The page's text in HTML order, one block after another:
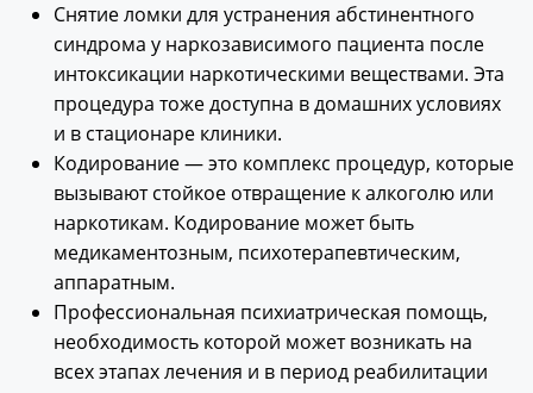
Снятие ломки для устранения абстинентного
синдрома у наркозависимого пациента после
интоксикации наркотическими веществами. Эта
процедура тоже доступна в домашних условиях
и в стационаре клиники.
Кодирование — это комплекс процедур, которые
вызывают стойкое отвращение к алкоголю или
наркотикам. Кодирование может быть
медикаментозным, психотерапевтическим,
аппаратным.
Профессиональная психиатрическая помощь,
необходимость которой может возникать на
всех этапах лечения и в период реабилитации